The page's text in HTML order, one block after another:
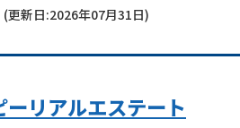
不動産リースバック
(更新日:2026年07月31日)
リアルエステート